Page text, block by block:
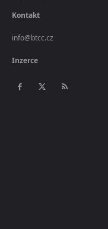
Kontakt
info@btcc.cz
Inzerce